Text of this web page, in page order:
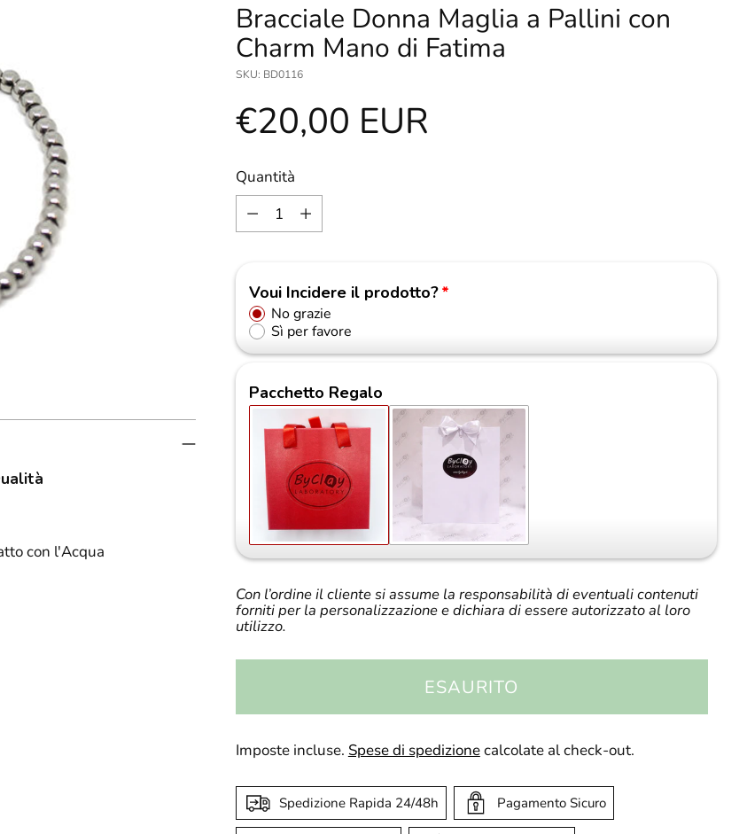
con l'Acqua
Bracciale Donna Maglia a Pallini con
Charm Mano di Fatima
SKU: BD0116
Prezzo
di
listino
€20,00 EUR
Quantità
Quantità
Voui Incidere il prodotto?
No grazie
Sì per favore
Pacchetto Regalo
Con l’ordine il cliente si assume la responsabilità di eventuali contenuti
forniti per la personalizzazione e dichiara di essere autorizzato al loro
utilizzo.
ESAURITO
Imposte incluse. Spese di spedizionecalcolate al check-out.
Spedizione Rapida 24/48h Pagamento Sicuro